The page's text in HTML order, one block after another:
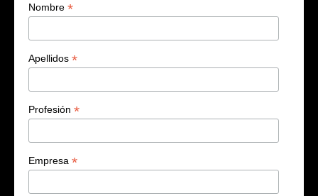
Nombre *
Apellidos *
Profesión *
Empresa *